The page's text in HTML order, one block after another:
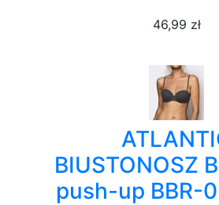
46,99 zł
BIUSTONOSZ
push-up BBR-